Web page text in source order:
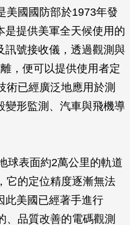
美國國防部於1973年發
是提供美軍全天候使用的
訊號接收儀，透過觀測與
，便可以提供使用者定
術已經廣泛地應用於測
變形監測、汽車與飛機導
球表面約2萬公里的軌道
它的定位精度逐漸無法
此美國已經著手進行
、品質改善的電碼觀測